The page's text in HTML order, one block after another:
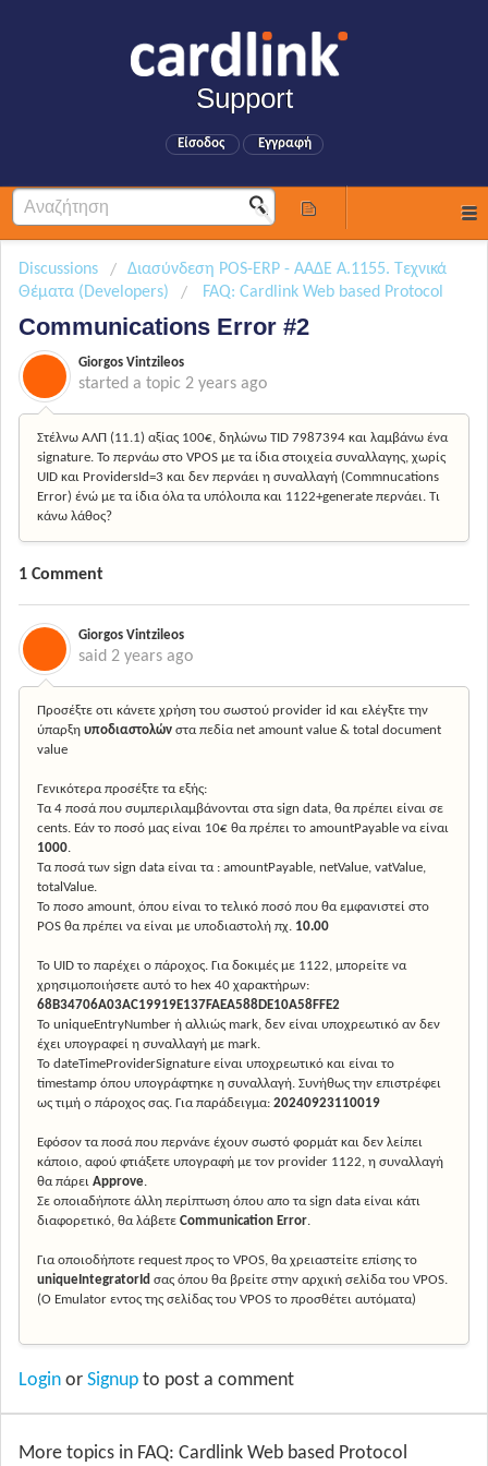
Support
Είσοδος Εγγραφή
Discussions
Διασύνδεση POS-ERP - ΑΑΔΕ Α.1155. Τεχνικά
Θέματα (Developers)
FAQ: Cardlink Web based Protocol
Communications Error #2
Giorgos Vintzileos
started a topic 2 years ago
Στέλνω ΑΛΠ (11.1) αξίας 100€, δηλώνω TID 7987394 και λαμβάνω ένα
signature. Το περνάω στο VPOS με τα ίδια στοιχεία συναλλαγης, χωρίς
UID και ProvidersId=3 και δεν περνάει η συναλλαγή (Commnucations
Error) ένώ με τα ίδια όλα τα υπόλοιπα και 1122+generate περνάει. Τι
κάνω λάθος?
1 Comment
Giorgos Vintzileos
said 2 years ago
Προσέξτε οτι κάνετε χρήση του σωστού provider id και ελέγξτε την
ύπαρξη υποδιαστολών στα πεδία net amount value & total document
value
Γενικότερα προσέξτε τα εξής:
Τα 4 ποσά που συμπεριλαμβάνονται στα sign data, θα πρέπει είναι σε
cents. Εάν το ποσό μας είναι 10€ θα πρέπει το amountPayable να είναι
1000.
Τα ποσά των sign data είναι τα : amountPayable, netValue, vatValue,
totalValue.
Το ποσο amount, όπου είναι το τελικό ποσό που θα εμφανιστεί στο
POS θα πρέπει να είναι με υποδιαστολή πχ. 10.00
Το UID το παρέχει ο πάροχος. Για δοκιμές με 1122, μπορείτε να
χρησιμοποιήσετε αυτό το hex 40 χαρακτήρων:
68B34706A03AC19919E137FAEA588DE10A58FFE2
Το uniqueEntryNumber ή αλλιώς mark, δεν είναι υποχρεωτικό αν δεν
έχει υπογραφεί η συναλλαγή με mark.
Το dateTimeProviderSignature είναι υποχρεωτικό και είναι το
timestamp όπου υπογράφτηκε η συναλλαγή. Συνήθως την επιστρέφει
ως τιμή ο πάροχος σας. Για παράδειγμα: 20240923110019
Εφόσον τα ποσά που περνάνε έχουν σωστό φορμάτ και δεν λείπει
κάποιο, αφού φτιάξετε υπογραφή με τον provider 1122, η συναλλαγή
θα πάρει Approve.
Σε οποιαδήποτε άλλη περίπτωση όπου απο τα sign data είναι κάτι
διαφορετικό, θα λάβετε Communication Error.
Για οποιοδήποτε request προς το VPOS, θα χρειαστείτε επίσης το
uniqueIntegratorId σας όπου θα βρείτε στην αρχική σελίδα του VPOS.
(Ο Emulator εντος της σελίδας του VPOS το προσθέτει αυτόματα)
Login or Signup to post a comment
More topics in FAQ: Cardlink Web based Protocol